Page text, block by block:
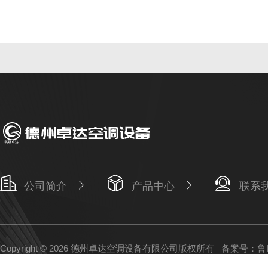
公司简介 产品中心 联系
Copyright © 2026 德州卓达空调设备有限公司版权所有 备案号：